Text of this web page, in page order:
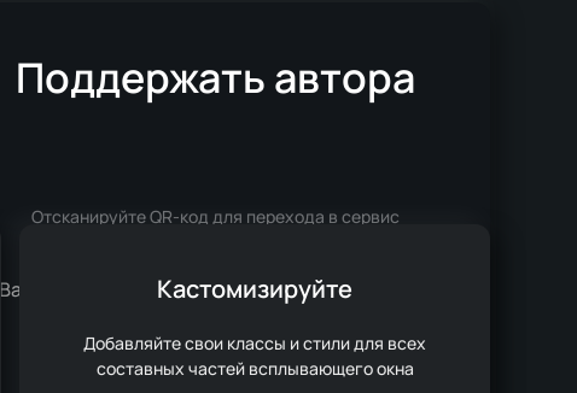
Кастомизируйте
Добавляйте свои классы и стили для всех
составных частей всплывающего окна
Поддержать автора
Отсканируйте QR-код для перехода в сервис
Ваши пожертвования не облагаются налогом,
Максимальная сумма 3000₽